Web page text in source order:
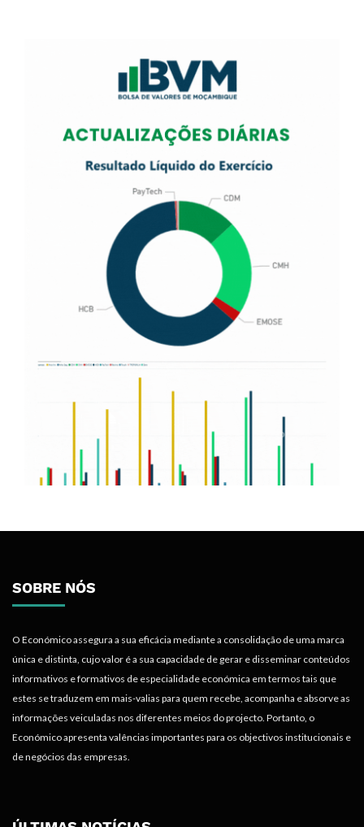
SOBRE NÓS
O Económico assegura a sua eficácia mediante a consolidação de uma marca
única e distinta, cujo valor é a sua capacidade de gerar e disseminar conteúdos
informativos e formativos de especialidade económica em termos tais que
estes se traduzem em mais-valias para quem recebe, acompanha e absorve as
informações veiculadas nos diferentes meios do projecto. Portanto, o
Económico apresenta valências importantes para os objectivos institucionais e
de negócios das empresas.